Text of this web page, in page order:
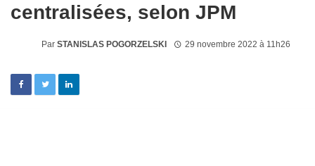
centralisées, selon JPM
Par STANISLAS POGORZELSKI 29 novembre 2022 à 11h26